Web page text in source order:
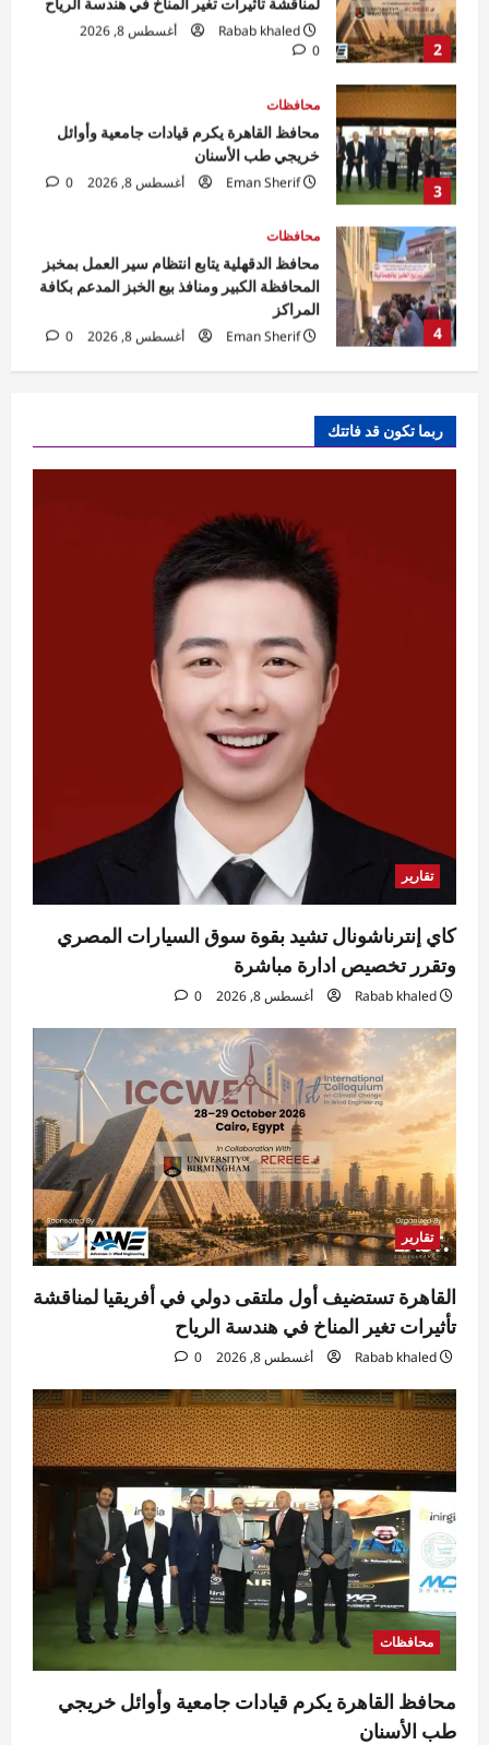
3
خريجي طب الأسنان
Eman Sherif
أغسطس 8, 2026
4
محافظات
محافظ الدقهلية يتابع انتظام سير العمل بمخبز
المحافظة الكبير ومنافذ بيع الخبز المدعم بكافة
المراكز
أغسطس 8, 2026
5
مقالات
الخليج بين مطرقة الاستنزاف وسندان
التحالفات الهشة
Rabab khaled
0
تقارير
القاهرة تستضيف أول ملتقى دولي في أفريقيا
لمناقشة تأثيرات تغير المناخ في هندسة الرياح
Rabab khaled
أغسطس 8, 2026
0
محافظات
محافظ القاهرة يكرم قيادات جامعية وأوائل
خريجي طب الأسنان
Eman Sherif
أغسطس 8, 2026
4
محافظات
محافظ الدقهلية يتابع انتظام سير العمل بمخبز
المحافظة الكبير ومنافذ بيع الخبز المدعم بكافة
المراكز
Eman Sherif
أغسطس 8, 2026 0
5
مقالات
الخليج بين مطرقة الاستنزاف وسندان
التحالفات الهشة
Rabab khaled
أغسطس 8, 2026
ربما تكون قد فاتتك
تقارير
كاي إنترناشونال تشيد بقوة سوق السيارات المصري
وتقرر تخصيص ادارة مباشرة
Rabab khaled أغسطس 8, 2026 0
تقارير
القاهرة تستضيف أول ملتقى دولي في أفريقيا لمناقشة
تأثيرات تغير المناخ في هندسة الرياح
Rabab khaled أغسطس 8, 2026 0
محافظات
محافظ القاهرة يكرم قيادات جامعية وأوائل خريجي
طب الأسنان